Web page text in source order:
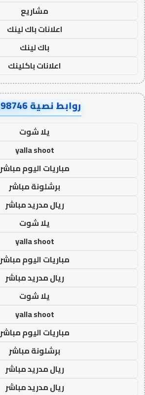
مشاريع
اعلانات باك لينك
باك لينك
اعلانات باكلينك
روابط نصية AA98746
يلا شوت
yalla shoot
مباريات اليوم مباشر
برشلونة مباشر
ريال مدريد مباشر
يلا شوت
yalla shoot
مباريات اليوم مباشر
ريال مدريد مباشر
يلا شوت
yalla shoot
مباريات اليوم مباشر
برشلونة مباشر
ريال مدريد مباشر
ريال مدريد مباشر